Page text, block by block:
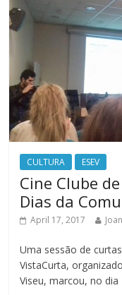
CULTURA ESEV
Cine Clube
Dias da
April 17, 2017
Uma sessão de
VistaCurta,
Viseu, marcou, no dia